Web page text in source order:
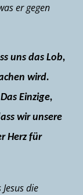
er gegen
uns das Lob,
wird.
Einzige,
wir unsere
Herz für
die